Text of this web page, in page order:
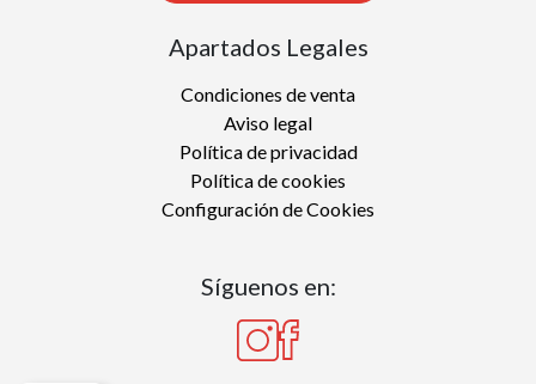
Apartados Legales
Condiciones de venta
Aviso legal
Política de privacidad
Política de cookies
Configuración de Cookies
Síguenos en: